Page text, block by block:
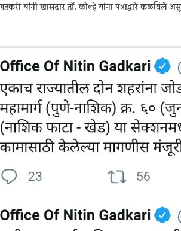
यांनी खासदार डॉ. कोल्हे यांना पत्राद्वारे कळविले